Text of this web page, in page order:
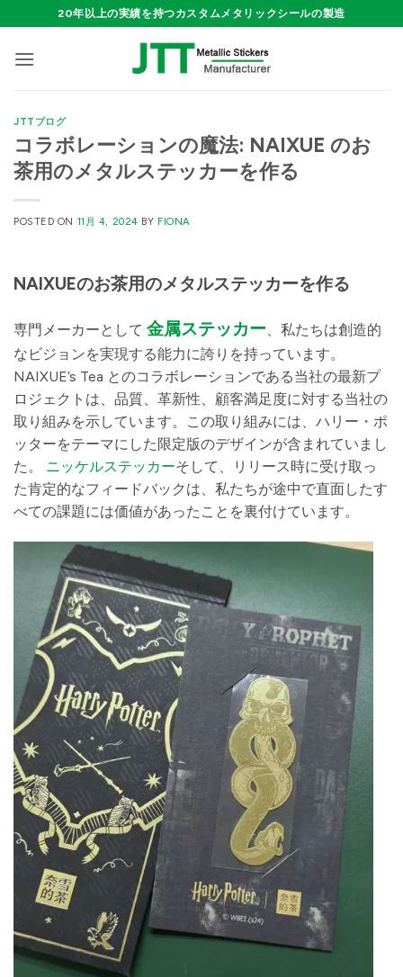
to
content
20年以上の実績を持つカスタムメタリックシールの製造
JTTブログ
コラボレーションの魔法: NAIXUE のお
茶用のメタルステッカーを作る
POSTED ON 11月 4, 2024 BY FIONA
NAIXUEのお茶用のメタルステッカーを作る
専門メーカーとして 金属ステッカー、私たちは創造的
なビジョンを実現する能力に誇りを持っています。
NAIXUE’s Tea とのコラボレーションである当社の最新プ
ロジェクトは、品質、革新性、顧客満足度に対する当社の
取り組みを示しています。この取り組みには、ハリー・ポ
ッターをテーマにした限定版のデザインが含まれていまし
た。 ニッケルステッカーそして、リリース時に受け取っ
た肯定的なフィードバックは、私たちが途中で直面したす
べての課題には価値があったことを裏付けています。